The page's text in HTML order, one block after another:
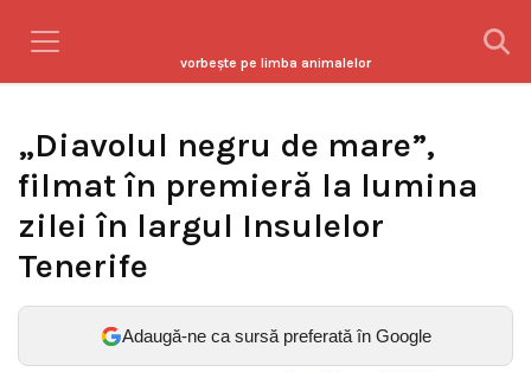
vorbeşte pe limba animalelor
„Diavolul negru de mare”,
filmat în premieră la lumina
zilei în largul Insulelor
Tenerife
Adaugă-ne ca sursă preferată în Google